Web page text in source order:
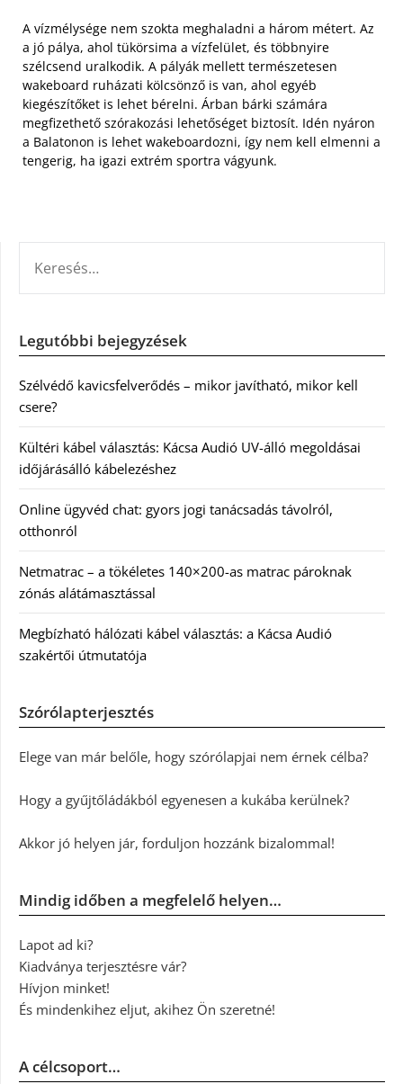
A vízmélysége nem szokta meghaladni a három métert. Az
a jó pálya, ahol tükörsima a vízfelület, és többnyire
szélcsend uralkodik. A pályák mellett természetesen
wakeboard ruházati kölcsönző is van, ahol egyéb
kiegészítőket is lehet bérelni. Árban bárki számára
megfizethető szórakozási lehetőséget biztosít. Idén nyáron
a Balatonon is lehet wakeboardozni, így nem kell elmenni a
tengerig, ha igazi extrém sportra vágyunk.
Legutóbbi bejegyzések
Szélvédő kavicsfelverődés – mikor javítható, mikor kell
csere?
Kültéri kábel választás: Kácsa Audió UV-álló megoldásai
időjárásálló kábelezéshez
Online ügyvéd chat: gyors jogi tanácsadás távolról,
otthonról
Netmatrac – a tökéletes 140×200-as matrac pároknak
zónás alátámasztással
Megbízható hálózati kábel választás: a Kácsa Audió
szakértői útmutatója
Szórólapterjesztés
Elege van már belőle, hogy szórólapjai nem érnek célba?
Hogy a gyűjtőládákból egyenesen a kukába kerülnek?
Akkor jó helyen jár, forduljon hozzánk bizalommal!
Mindig időben a megfelelő helyen…
Lapot ad ki?
Kiadványa terjesztésre vár?
Hívjon minket!
És mindenkihez eljut, akihez Ön szeretné!
A célcsoport…